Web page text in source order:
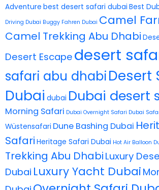
Adventure best desert safari dubai Best
Driving Dubai Buggy Fahren Dubai Camel
Camel Trekking Abu Dhabi
Desert Escape desert
safari abu dhabiDesert
Dubai dubai Dubai desert
Morning Safari Dubai Overnight Safari Dubai
Wüstensafari Dune Bashing Dubai
Safari Heritage Safari Dubai Hot Air Balloon
Trekking Abu Dhabi Luxury
Dubai Luxury Yacht Dubai